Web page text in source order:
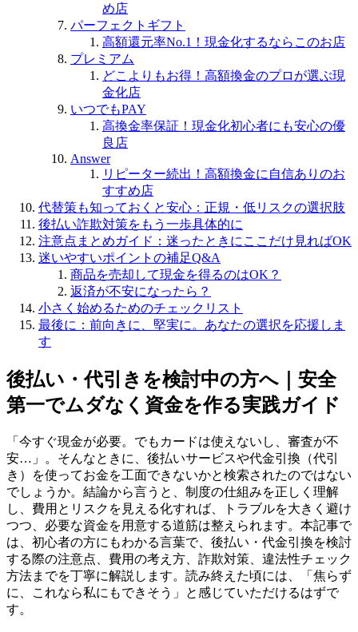
め店
パーフェクトギフト
高額還元率No.1！現金化するならこのお店
プレミアム
どこよりもお得！高額換金のプロが選ぶ現
金化店
いつでもPAY
高換金率保証！現金化初心者にも安心の優
良店
Answer
リピーター続出！高額換金に自信ありのお
すすめ店
代替策も知っておくと安心：正規・低リスクの選択肢
後払い詐欺対策をもう一歩具体的に
注意点まとめガイド：迷ったときにここだけ見ればOK
迷いやすいポイントの補足Q&A
商品を売却して現金を得るのはOK？
返済が不安になったら？
小さく始めるためのチェックリスト
最後に：前向きに、堅実に。あなたの選択を応援しま
す
後払い・代引きを検討中の方へ｜安全
第一でムダなく資金を作る実践ガイド
「今すぐ現金が必要。でもカードは使えないし、審査が不
安…」。そんなときに、後払いサービスや代金引換（代引
き）を使ってお金を工面できないかと検索されたのではない
でしょうか。結論から言うと、制度の仕組みを正しく理解
し、費用とリスクを見える化すれば、トラブルを大きく避け
つつ、必要な資金を用意する道筋は整えられます。本記事で
は、初心者の方にもわかる言葉で、後払い・代金引換を検討
する際の注意点、費用の考え方、詐欺対策、違法性チェック
方法までを丁寧に解説します。読み終えた頃には、「焦らず
に、これなら私にもできそう」と感じていただけるはずで
す。